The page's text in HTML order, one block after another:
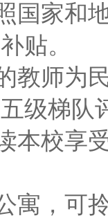
国家和
贴。
教师为
级梯队
本校享
寓，可